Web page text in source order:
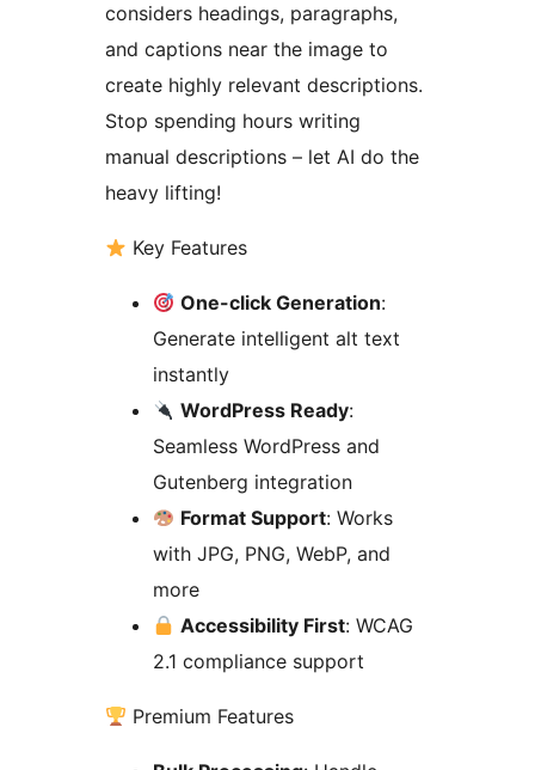
considers headings, paragraphs,
and captions near the image to
create highly relevant descriptions.
Stop spending hours writing
manual descriptions – let AI do the
heavy lifting!
Key Features
One-click Generation:
Generate intelligent alt text
instantly
WordPress Ready:
Seamless WordPress and
Gutenberg integration
Format Support: Works
with JPG, PNG, WebP, and
more
Accessibility First: WCAG
2.1 compliance support
Premium Features